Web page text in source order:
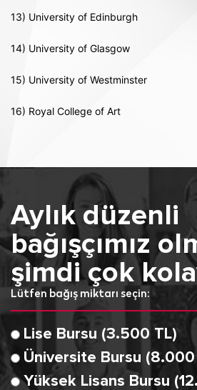
13) University of Edinburgh
14) University of Glasgow
15) University of Westminster
16) Royal College of Art
Aylık düzenli
bağışçımız
şimdi çok
Lütfen bağış miktarı seçin:
Lise Bursu (3.500 TL)
Üniversite Bursu (8.000
Yüksek Lisans Bursu